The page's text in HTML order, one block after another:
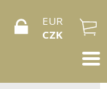
EUR
CZK